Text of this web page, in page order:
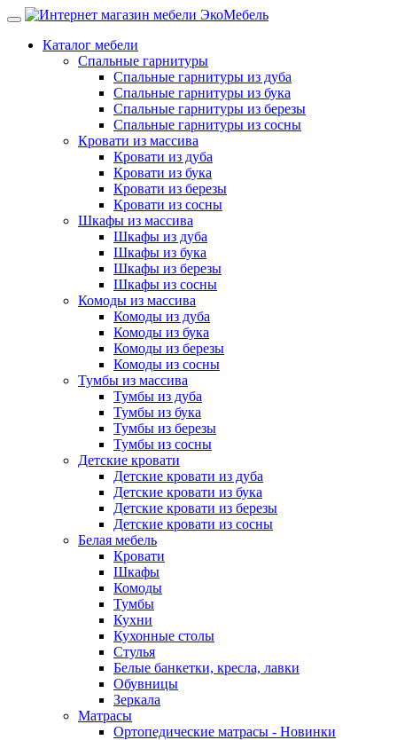
Каталог мебели
Спальные гарнитуры
Спальные гарнитуры из дуба
Спальные гарнитуры из бука
Спальные гарнитуры из березы
Спальные гарнитуры из сосны
Кровати из массива
Кровати из дуба
Кровати из бука
Кровати из березы
Кровати из сосны
Шкафы из массива
Шкафы из дуба
Шкафы из бука
Шкафы из березы
Шкафы из сосны
Комоды из массива
Комоды из дуба
Комоды из бука
Комоды из березы
Комоды из сосны
Тумбы из массива
Тумбы из дуба
Тумбы из бука
Тумбы из березы
Тумбы из сосны
Детские кровати
Детские кровати из дуба
Детские кровати из бука
Детские кровати из березы
Детские кровати из сосны
Белая мебель
Кровати
Шкафы
Комоды
Тумбы
Кухни
Кухонные столы
Стулья
Белые банкетки, кресла, лавки
Обувницы
Зеркала
Матрасы
Ортопедические матрасы - Новинки